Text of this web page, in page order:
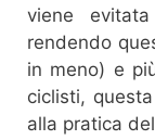
viene
rendendo
in meno) e
ciclisti,
alla pratica